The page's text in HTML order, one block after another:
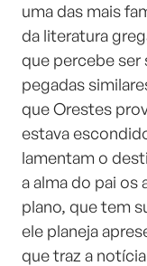
uma das mais
da literatura
que percebe ser
pegadas
que Orestes
estava
lamentam o
a alma do pai os
plano, que tem
ele planeja
que traz a